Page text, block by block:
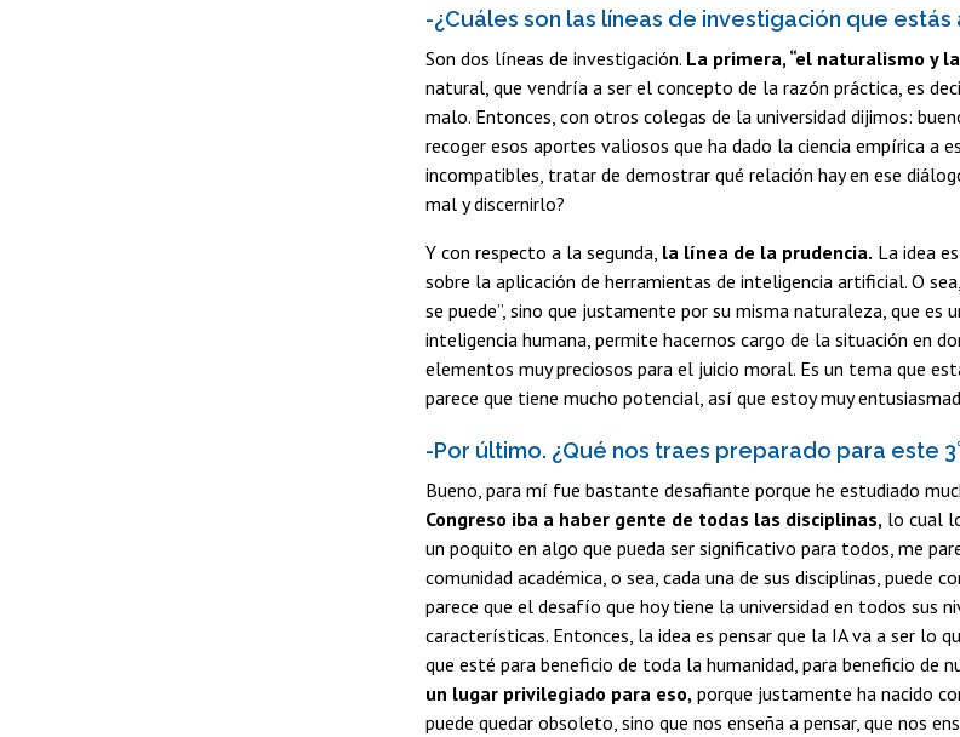
-¿Cuáles son las líneas de investigación que
Son dos líneas de investigación. La primera, “el naturalismo y
natural, que vendría a ser el concepto de la razón práctica, es
malo. Entonces, con otros colegas de la universidad dijimos:
recoger esos aportes valiosos que ha dado la ciencia empírica a
incompatibles, tratar de demostrar qué relación hay en ese
mal y discernirlo?
Y con respecto a la segunda, la línea de la prudencia. La idea
sobre la aplicación de herramientas de inteligencia artificial. O
se puede”, sino que justamente por su misma naturaleza, que
inteligencia humana, permite hacernos cargo de la situación en
elementos muy preciosos para el juicio moral. Es un tema que
parece que tiene mucho potencial, así que estoy muy
-Por último. ¿Qué nos traes preparado para este
Bueno, para mí fue bastante desafiante porque he estudiado
Congreso iba a haber gente de todas las disciplinas, lo cual
un poquito en algo que pueda ser significativo para todos, me
comunidad académica, o sea, cada una de sus disciplinas, puede
parece que el desafío que hoy tiene la universidad en todos sus
características. Entonces, la idea es pensar que la IA va a ser lo
que esté para beneficio de toda la humanidad, para beneficio de
un lugar privilegiado para eso, porque justamente ha nacido
puede quedar obsoleto, sino que nos enseña a pensar, que nos